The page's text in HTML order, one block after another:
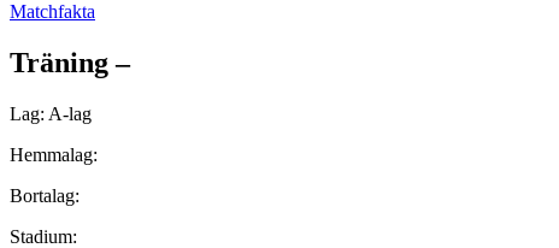
Matchfakta
Träning –
Lag: A-lag
Hemmalag:
Bortalag:
Stadium: